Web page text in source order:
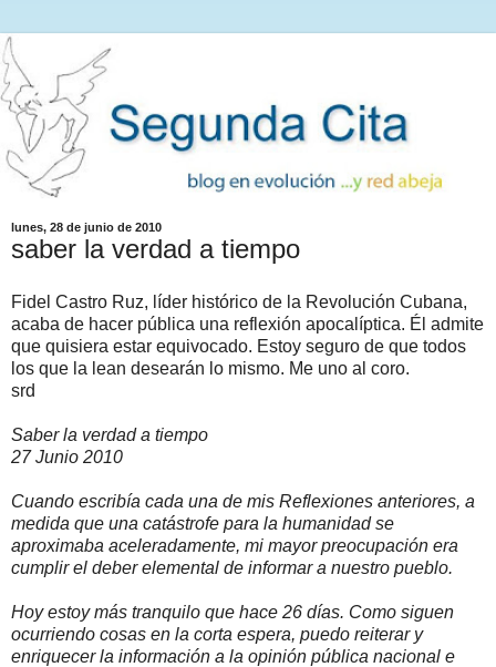
lunes, 28 de junio de 2010
saber la verdad a tiempo
Fidel Castro Ruz, líder histórico de la Revolución Cubana,
acaba de hacer pública una reflexión apocalíptica. Él admite
que quisiera estar equivocado. Estoy seguro de que todos
los que la lean desearán lo mismo. Me uno al coro.
srd
Saber la verdad a tiempo
27 Junio 2010
Cuando escribía cada una de mis Reflexiones anteriores, a
medida que una catástrofe para la humanidad se
aproximaba aceleradamente, mi mayor preocupación era
cumplir el deber elemental de informar a nuestro pueblo.
Hoy estoy más tranquilo que hace 26 días. Como siguen
ocurriendo cosas en la corta espera, puedo reiterar y
enriquecer la información a la opinión pública nacional e